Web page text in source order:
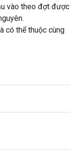
vào theo đợt được
có thể thuộc cùng